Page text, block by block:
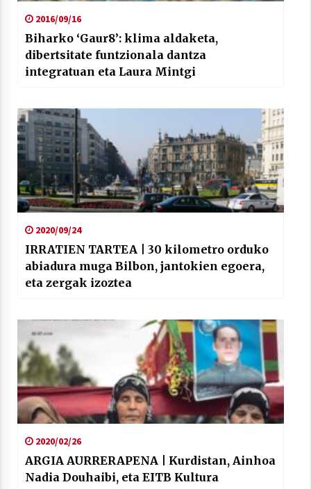
2016/09/16
Biharko ‘Gaur8’: klima aldaketa,
dibertsitate funtzionala dantza
integratuan eta Laura Mintgi
2020/09/24
IRRATIEN TARTEA | 30 kilometro orduko
abiadura muga Bilbon, jantokien egoera,
eta zergak izoztea
2020/02/26
ARGIA AURRERAPENA | Kurdistan, Ainhoa
Nadia Douhaibi, eta EITB Kultura